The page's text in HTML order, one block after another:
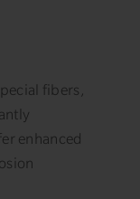
fibers,
enhanced